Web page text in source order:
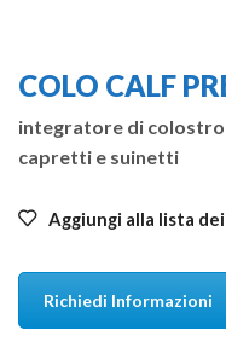
COLO CALF
integratore di colostro
capretti e suinetti
Aggiungi alla lista
Richiedi Informazioni